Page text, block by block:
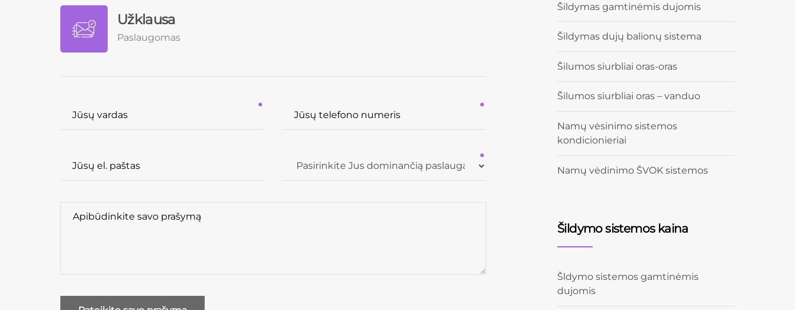
Užklausa
Paslaugomas
Šildymas gamtinėmis dujomis
Šildymas dujų balionų sistema
Šilumos siurbliai oras-oras
Šilumos siurbliai oras – vanduo
Namų vėsinimo sistemos
kondicionieriai
Namų vėdinimo ŠVOK sistemos
Šildymo sistemos kaina
Šldymo sistemos gamtinėmis
dujomis